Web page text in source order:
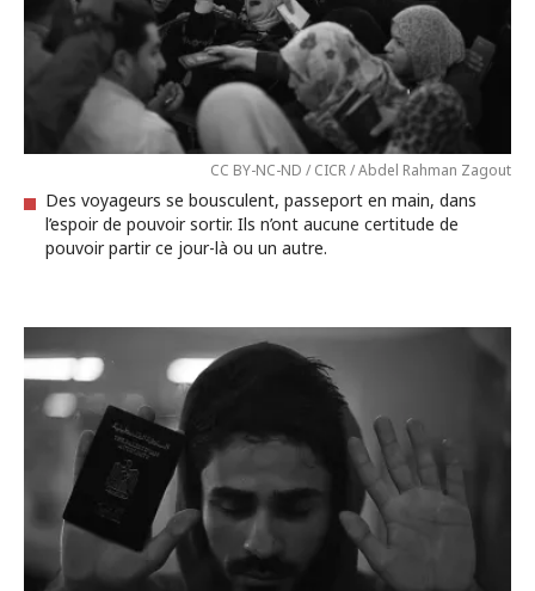
CC BY-NC-ND / CICR / Abdel Rahman Zagout
Des voyageurs se bousculent, passeport en main, dans
l’espoir de pouvoir sortir. Ils n’ont aucune certitude de
pouvoir partir ce jour-là ou un autre.